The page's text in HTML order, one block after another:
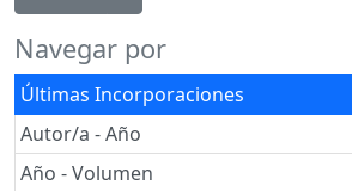
Navegar por
Últimas Incorporaciones
Autor/a - Año
Año - Volumen